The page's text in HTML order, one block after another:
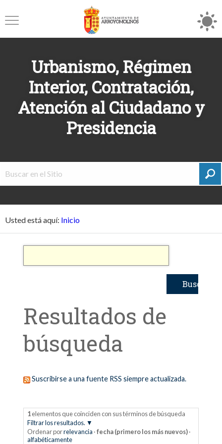
Urbanismo, Régimen
Interior, Contratación,
Atención al Ciudadano y
Presidencia
Usted está aquí: Inicio
Resultados de
búsqueda
Suscribirse a una fuente RSS siempre actualizada.
1elementos que coinciden con sus términos de búsqueda
Filtrar los resultados.
Ordenar porrelevancia ·fecha (primero los más nuevos) ·
alfabéticamente